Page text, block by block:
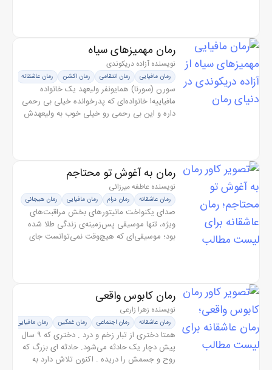
رمان مهمیزهای سیاه
نویسنده آزاده دریکوندی
رمان مافیایی رمان انتقامی رمان اکشن رمان عاشقانه
سورن (سورنا) همایونفر ولیعهد یک خانواده
مافیاییه! خانواده‌ای که پدرخوانده خیلی بی رحمی
داره و این بی رحمی رو خیلی خوب به ولیعهدش
رمان به آغوش تو محتاجم
نویسنده عاطفه میرزائی
رمان عاشقانه رمان درام رمان مافیایی رمان هیجانی
صدای یکنواخت مانیتورهای بخش مراقبت‌های
ویژه، تنها موسیقی پس‌زمینه‌ی زندگی طلا شده
بود؛ موسیقی‌ای که هیچ‌وقت نمی‌توانست جای
رمان کابوس واقعی
نویسنده زهرا زارعی
رمان عاشقانه رمان اجتماعی رمان غمگین رمان مافیایی
همتا دختری از تبار زخم و درد . دختری که ۹ سال
پیش دچار یک حادثه می‌شود. حادثه ای بزرگ که
روح و جسمش را دریده . اکنون تلاش دارد به